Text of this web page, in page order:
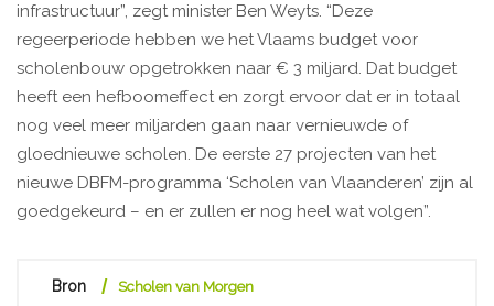
infrastructuur”, zegt minister Ben Weyts. “Deze
regeerperiode hebben we het Vlaams budget voor
scholenbouw opgetrokken naar € 3 miljard. Dat budget
heeft een hefboomeffect en zorgt ervoor dat er in totaal
nog veel meer miljarden gaan naar vernieuwde of
gloednieuwe scholen. De eerste 27 projecten van het
nieuwe DBFM-programma ‘Scholen van Vlaanderen’ zijn al
goedgekeurd – en er zullen er nog heel wat volgen”.
Bron Scholen van Morgen